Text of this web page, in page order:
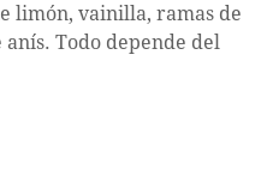
limón, vainilla, ramas de
Todo depende del